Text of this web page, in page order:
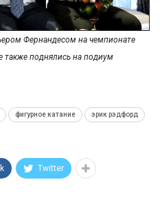
Фернандесом на чемпионате
также поднялись на подиум
фигурное катание эрик рэдфорд
Twitter